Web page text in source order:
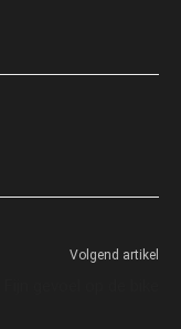
Volgend artikel